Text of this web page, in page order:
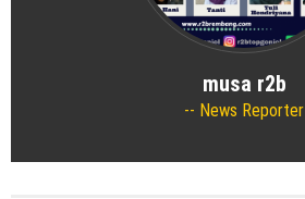
musa r2b
News Reporter